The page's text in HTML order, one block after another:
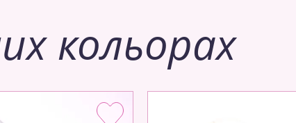
кольорах